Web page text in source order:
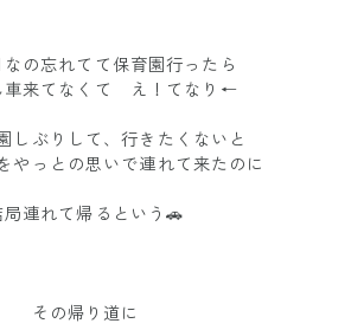
の忘れてて保育園行ったら
車来てなくて え！てなり←
しぶりして、行きたくないと
やっとの思いで連れて来たのに
局連れて帰るという🚗
その帰り道に